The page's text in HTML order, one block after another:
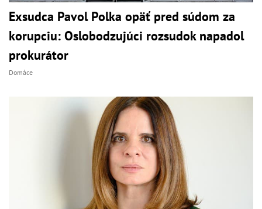
Exsudca Pavol Polka opäť pred súdom za
korupciu: Oslobodzujúci rozsudok napadol
prokurátor
Domáce